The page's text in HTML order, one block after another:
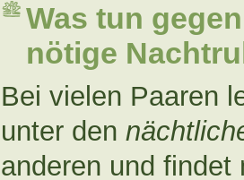
Was tun
nötige
Bei vielen Paaren
unter den
anderen und findet